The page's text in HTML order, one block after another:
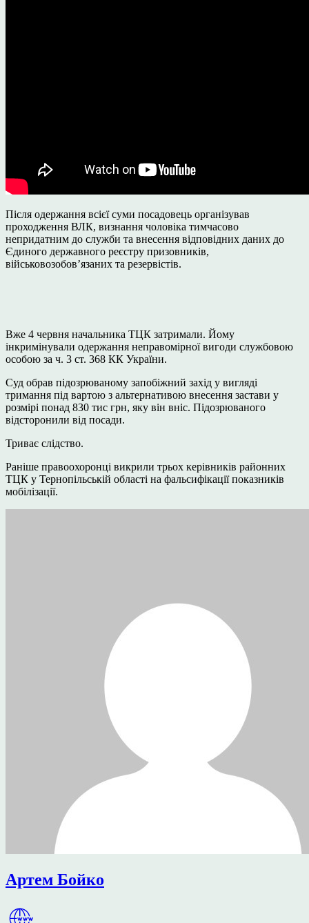
Після одержання всієї суми посадовець організував
проходження ВЛК, визнання чоловіка тимчасово
непридатним до служби та внесення відповідних даних до
Єдиного державного реєстру призовників,
військовозобов’язаних та резервістів.
Вже 4 червня начальника ТЦК затримали. Йому
інкримінували одержання неправомірної вигоди службовою
особою за ч. 3 ст. 368 КК України.
Суд обрав підозрюваному запобіжний захід у вигляді
тримання під вартою з альтернативою внесення застави у
розмірі понад 830 тис грн, яку він вніс. Підозрюваного
відсторонили від посади.
Триває слідство.
Раніше правоохоронці викрили трьох керівників районних
ТЦК у Тернопільській області на фальсифікації показників
мобілізації.
Артем Бойко